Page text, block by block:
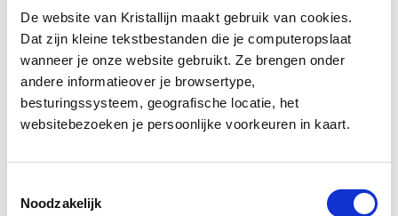
De website van Kristallijn maakt gebruik van cookies.
Dat zijn kleine tekstbestanden die je computeropslaat
wanneer je onze website gebruikt. Ze brengen onder
andere informatieover je browsertype,
besturingssysteem, geografische locatie, het
websitebezoeken je persoonlijke voorkeuren in kaart.
Noodzakelijk
Extra plekken
op en rond het ijs.
Picknickplek beneden
Vrije zitplaatsen om even te